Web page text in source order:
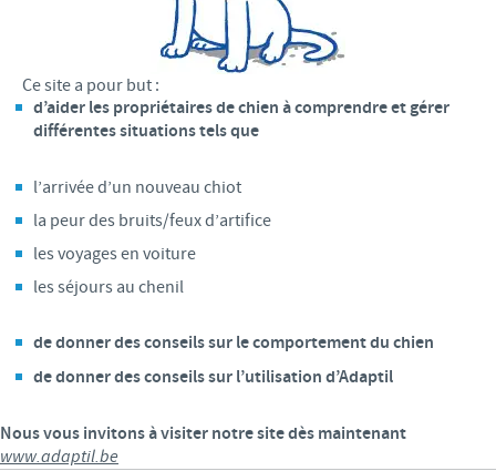
Ce site a pour but :
d’aider les propriétaires de chien à comprendre et gérer
différentes situations tels que
l’arrivée d’un nouveau chiot
la peur des bruits/feux d’artifice
les voyages en voiture
les séjours au chenil
de donner des conseils sur le comportement du chien
de donner des conseils sur l’utilisation d’Adaptil
Nous vous invitons à visiter notre site dès maintenant
www.adaptil.be